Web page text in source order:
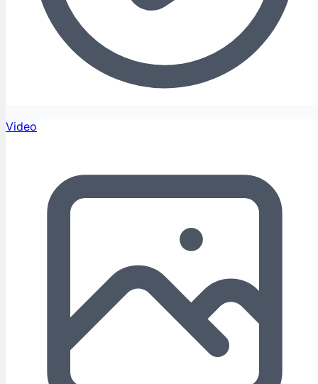
Video